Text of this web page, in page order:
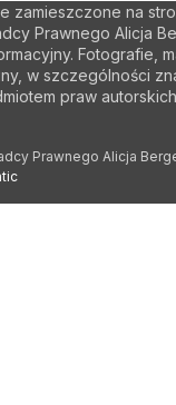
zamieszczone na
Prawnego Alicja
Fotografie,
w szczególności
praw
Prawnego Alicja